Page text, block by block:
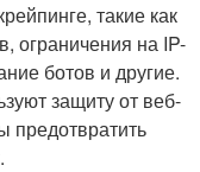
такие как
ограничения на IP-
ботов и другие.
защиту от веб-
предотвратить